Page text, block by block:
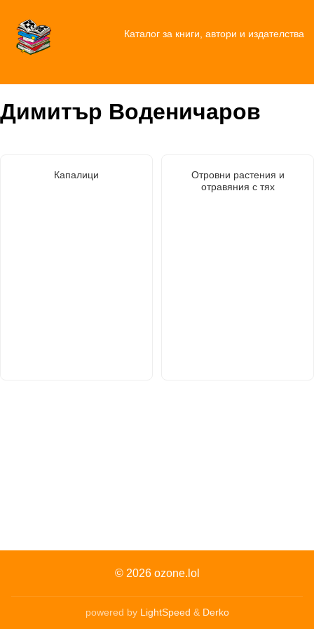
Каталог за книги, автори и издателства
Димитър Воденичаров
Капалици
Отровни растения и
отравяния с тях
© 2026 ozone.lol
powered by LightSpeed & Derko